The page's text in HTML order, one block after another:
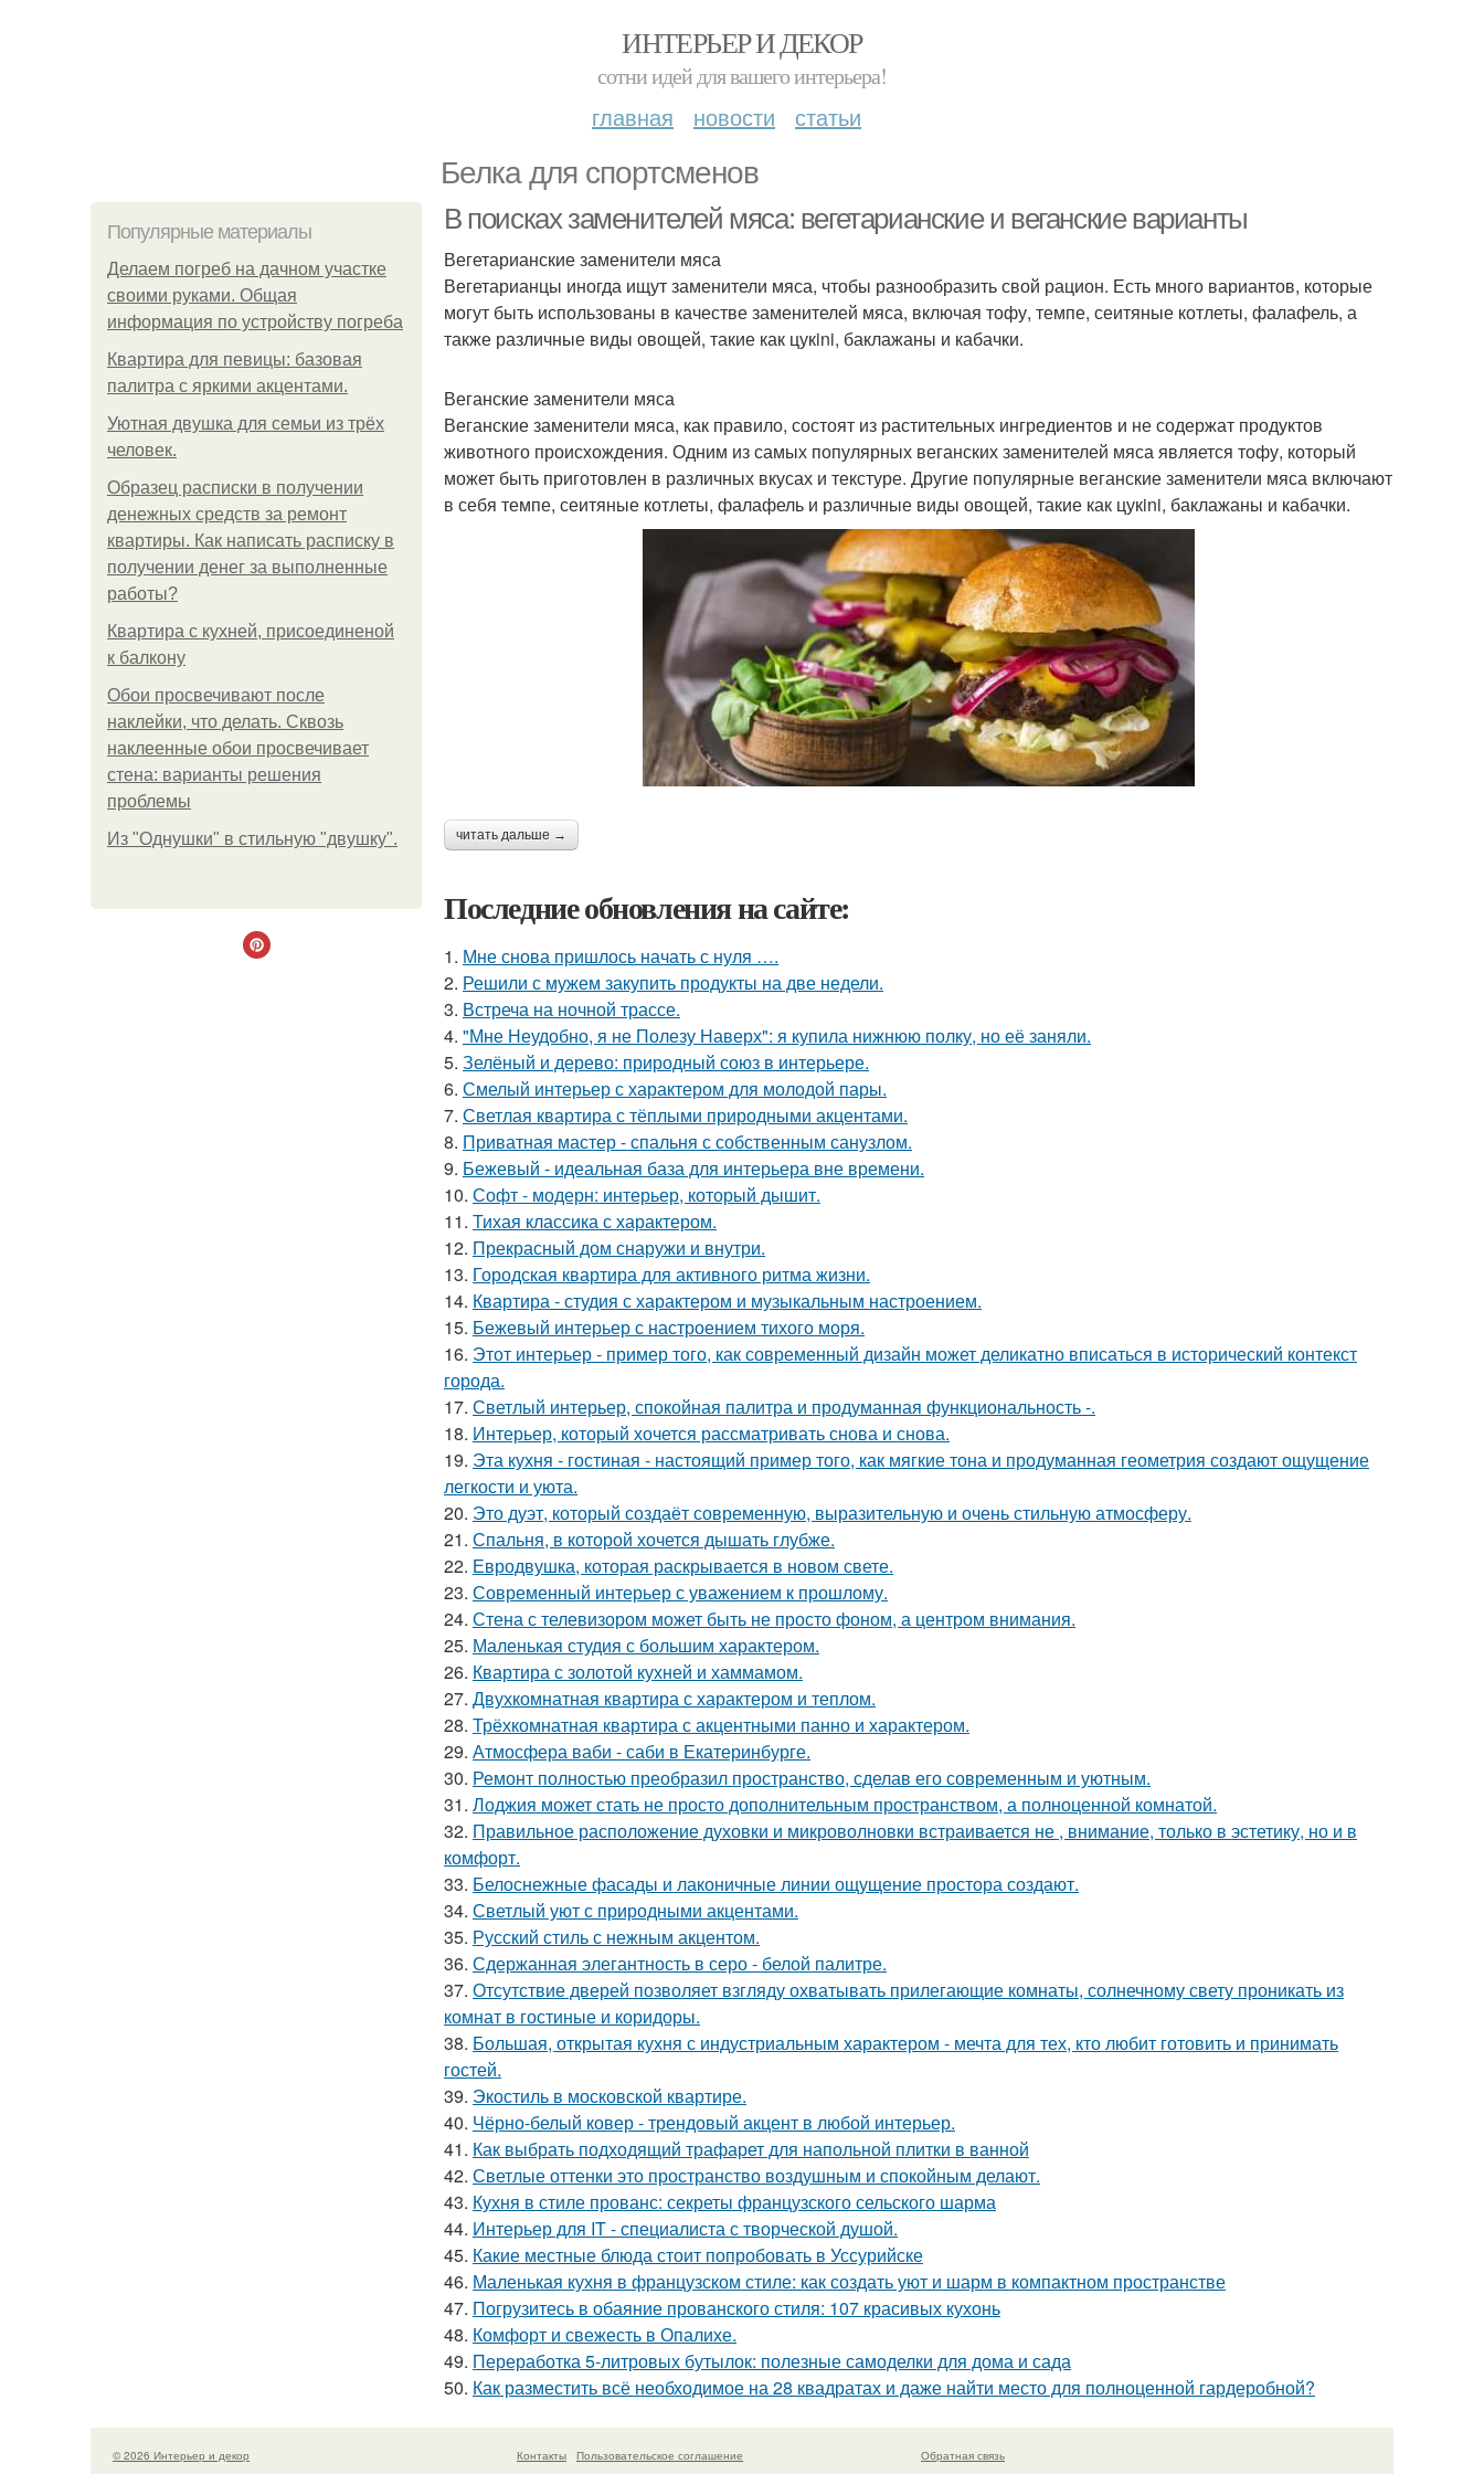
ИНТЕРЬЕР И ДЕКОР
сотни идей для вашего интерьера!
главная новости статьи
Белка для спортсменов
Популярные материалы
Делаем погреб на дачном участке
своими руками. Общая
информация по устройству погреба
Квартира для певицы: базовая
палитра с яркими акцентами.
Уютная двушка для семьи из трёх
человек.
Образец расписки в получении
денежных средств за ремонт
квартиры. Как написать расписку в
получении денег за выполненные
работы?
Квартира с кухней, присоединеной
к балкону
Обои просвечивают после
наклейки, что делать. Сквозь
наклеенные обои просвечивает
стена: варианты решения
проблемы
Из "Однушки" в стильную "двушку".
В поисках заменителей мяса: вегетарианские и веганские варианты
Вегетарианские заменители мяса
Вегетарианцы иногда ищут заменители мяса, чтобы разнообразить свой рацион. Есть много вариантов, которые
могут быть использованы в качестве заменителей мяса, включая тофу, темпе, сеитяные котлеты, фалафель, а
также различные виды овощей, такие как цукini, баклажаны и кабачки.
Веганские заменители мяса
Веганские заменители мяса, как правило, состоят из растительных ингредиентов и не содержат продуктов
животного происхождения. Одним из самых популярных веганских заменителей мяса является тофу, который
может быть приготовлен в различных вкусах и текстуре. Другие популярные веганские заменители мяса включают
в себя темпе, сеитяные котлеты, фалафель и различные виды овощей, такие как цукini, баклажаны и кабачки.
читать дальше →
Последние обновления на сайте:
1. Мне снова пришлось начать с нуля ….
2. Решили с мужем закупить продукты на две недели.
3. Встреча на ночной трассе.
4. "Мне Неудобно, я не Полезу Наверх": я купила нижнюю полку, но её заняли.
5. Зелёный и дерево: природный союз в интерьере.
6. Смелый интерьер с характером для молодой пары.
7. Светлая квартира с тёплыми природными акцентами.
8. Приватная мастер - спальня с собственным санузлом.
9. Бежевый - идеальная база для интерьера вне времени.
10. Софт - модерн: интерьер, который дышит.
11. Тихая классика с характером.
12. Прекрасный дом снаружи и внутри.
13. Городская квартира для активного ритма жизни.
14. Квартира - студия с характером и музыкальным настроением.
15. Бежевый интерьер с настроением тихого моря.
16. Этот интерьер - пример того, как современный дизайн может деликатно вписаться в исторический контекст
города.
17. Светлый интерьер, спокойная палитра и продуманная функциональность -.
18. Интерьер, который хочется рассматривать снова и снова.
19. Эта кухня - гостиная - настоящий пример того, как мягкие тона и продуманная геометрия создают ощущение
легкости и уюта.
20. Это дуэт, который создаёт современную, выразительную и очень стильную атмосферу.
21. Спальня, в которой хочется дышать глубже.
22. Евродвушка, которая раскрывается в новом свете.
23. Современный интерьер с уважением к прошлому.
24. Стена с телевизором может быть не просто фоном, а центром внимания.
25. Маленькая студия с большим характером.
26. Квартира с золотой кухней и хаммамом.
27. Двухкомнатная квартира с характером и теплом.
28. Трёхкомнатная квартира с акцентными панно и характером.
29. Атмосфера ваби - саби в Екатеринбурге.
30. Ремонт полностью преобразил пространство, сделав его современным и уютным.
31. Лоджия может стать не просто дополнительным пространством, а полноценной комнатой.
32. Правильное расположение духовки и микроволновки встраивается не , внимание, только в эстетику, но и в
комфорт.
33. Белоснежные фасады и лаконичные линии ощущение простора создают.
34. Светлый уют с природными акцентами.
35. Русский стиль с нежным акцентом.
36. Сдержанная элегантность в серо - белой палитре.
37. Отсутствие дверей позволяет взгляду охватывать прилегающие комнаты, солнечному свету проникать из
комнат в гостиные и коридоры.
38. Большая, открытая кухня с индустриальным характером - мечта для тех, кто любит готовить и принимать
гостей.
39. Экостиль в московской квартире.
40. Чёрно-белый ковер - трендовый акцент в любой интерьер.
41. Как выбрать подходящий трафарет для напольной плитки в ванной
42. Светлые оттенки это пространство воздушным и спокойным делают.
43. Кухня в стиле прованс: секреты французского сельского шарма
44. Интерьер для IT - специалиста с творческой душой.
45. Какие местные блюда стоит попробовать в Уссурийске
46. Маленькая кухня в французском стиле: как создать уют и шарм в компактном пространстве
47. Погрузитесь в обаяние прованского стиля: 107 красивых кухонь
48. Комфорт и свежесть в Опалихе.
49. Переработка 5-литровых бутылок: полезные самоделки для дома и сада
50. Как разместить всё необходимое на 28 квадратах и даже найти место для полноценной гардеробной?
© 2026 Интерьер и декор Контакты
Пользовательское соглашение
Обратная связь